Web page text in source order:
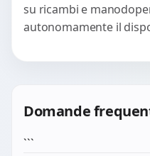
su ricambi e
autonomamente il
Domande
```